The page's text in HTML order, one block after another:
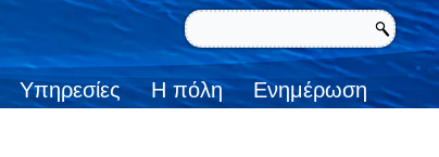
Υπηρεσίες Η πόλη Ενημέρωση